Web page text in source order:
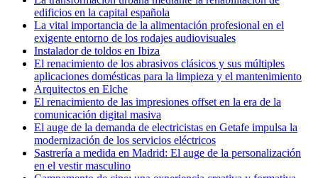
edificios en la capital española
La vital importancia de la alimentación profesional en el
exigente entorno de los rodajes audiovisuales
Instalador de toldos en Ibiza
El renacimiento de los abrasivos clásicos y sus múltiples
aplicaciones domésticas para la limpieza y el mantenimiento
Arquitectos en Elche
El renacimiento de las impresiones offset en la era de la
comunicación digital masiva
El auge de la demanda de electricistas en Getafe impulsa la
modernización de los servicios eléctricos
Sastrería a medida en Madrid: El auge de la personalización
en el vestir masculino